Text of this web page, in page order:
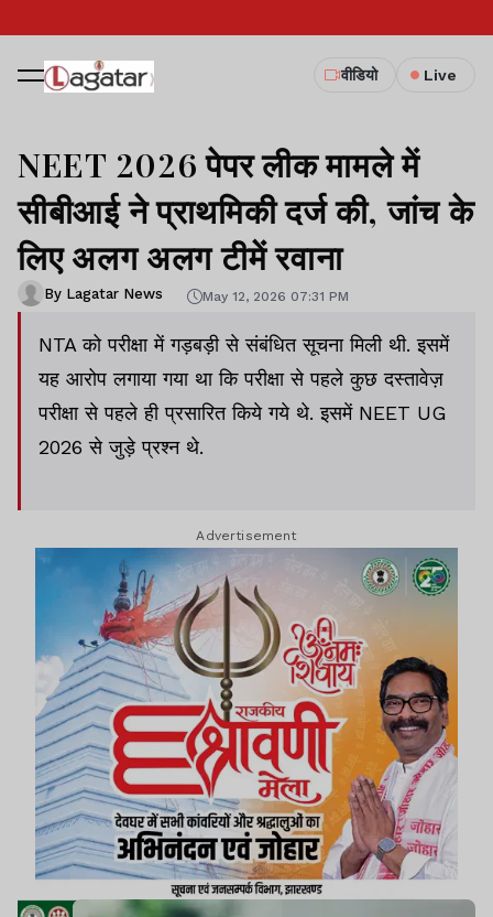
वीडियो Live
NEET 2026 पेपर लीक मामले में
सीबीआई ने प्राथमिकी दर्ज की, जांच के
लिए अलग अलग टीमें रवाना
By Lagatar News May 12, 2026 07:31 PM
NTA को परीक्षा में गड़बड़ी से संबंधित सूचना मिली थी. इसमें
यह आरोप लगाया गया था कि परीक्षा से पहले कुछ दस्तावेज़
परीक्षा से पहले ही प्रसारित किये गये थे. इसमें NEET UG
2026 से जुड़े प्रश्न थे.
Advertisement